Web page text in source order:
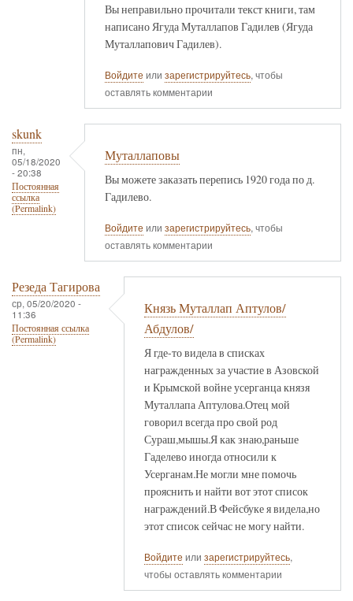
Вы неправильно прочитали текст книги, там
написано Ягуда Муталлапов Гадилев (Ягуда
Муталлапович Гадилев).
Войдите или зарегистрируйтесь, чтобы
оставлять комментарии
skunk
пн,
05/18/2020
- 20:38
Постоянная
ссылка
(Permalink)
Муталлаповы
Вы можете заказать перепись 1920 года по д.
Гадилево.
Войдите или зарегистрируйтесь, чтобы
оставлять комментарии
Резеда Тагирова
ср, 05/20/2020 -
11:36
Постоянная ссылка
(Permalink)
Князь Муталлап Аптулов/
Абдулов/
Я где-то видела в списках
награжденных за участие в Азовской
и Крымской войне усерганца князя
Муталлапа Аптулова.Отец мой
говорил всегда про свой род
Сураш,мышы.Я как знаю,раньше
Гаделево иногда относили к
Усерганам.Не могли мне помочь
прояснить и найти вот этот список
награждений.В Фейсбуке я видела,но
этот список сейчас не могу найти.
Войдите или зарегистрируйтесь,
чтобы оставлять комментарии